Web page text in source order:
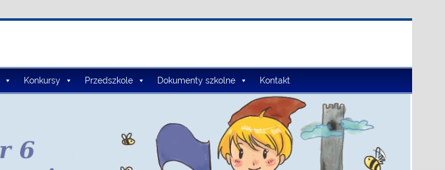
Konkursy Przedszkole Dokumenty szkolne Kontakt